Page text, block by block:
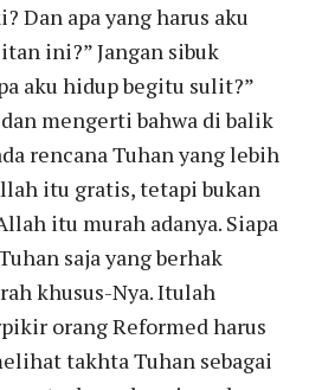
Dan apa yang harus aku
ini?” Jangan sibuk
aku hidup begitu sulit?”
mengerti bahwa di balik
rencana Tuhan yang lebih
itu gratis, tetapi bukan
itu murah adanya. Siapa
saja yang berhak
khusus-Nya. Itulah
orang Reformed harus
takhta Tuhan sebagai